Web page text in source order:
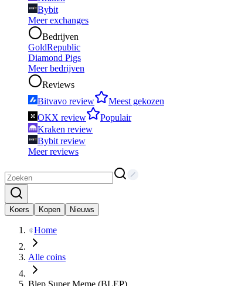
Bybit
Meer exchanges
Bedrijven
GoldRepublic
Diamond Pigs
Meer bedrijven
Reviews
Bitvavo review
Meest gekozen
OKX review
Populair
Kraken review
Bybit review
Meer reviews
Koers Kopen Nieuws
Home
Alle coins
Blep Super Meme (BLEP)